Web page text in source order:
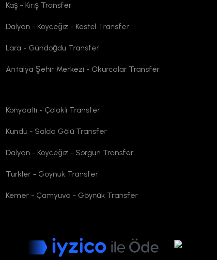
Kaş - Kiriş Transfer
Dalyan - Koyceğız - Kestel Transfer
Lara - Gündoğdu Transfer
Antalya Şehir Merkezi - Okurcalar Transfer
Konyaaltı - Çolaklı Transfer
Kundu - Salda Gölü Transfer
Dalyan - Koyceğız - Sorgun Transfer
Türkler - Göynük Transfer
Kemer - Çamyuva - Göynük Transfer